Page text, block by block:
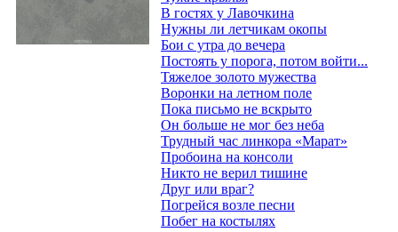
В гостях у Лавочкина
Нужны ли летчикам окопы
Бои с утра до вечера
Постоять у порога, потом войти...
Тяжелое золото мужества
Воронки на летном поле
Пока письмо не вскрыто
Он больше не мог без неба
Трудный час линкора «Марат»
Пробоина на консоли
Никто не верил тишине
Друг или враг?
Погрейся возле песни
Побег на костылях